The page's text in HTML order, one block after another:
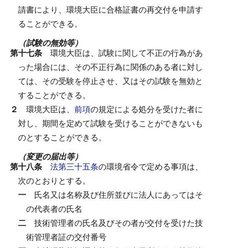
請書により、環境大臣に合格証書の再交付を申請す
ることができる。
（試験の無効等）
第十七条 環境大臣は、試験に関して不正の行為があ
った場合には、その不正行為に関係のある者に対し
ては、その受験を停止させ、又はその試験を無効と
することができる。
２ 環境大臣は、 前項の規定による処分を受けた者に
対し、期間を定めて試験を受けることができないも
のとすることができる。
（変更の届出等）
第十八条 法第三十五条の環境省令で定める事項は、
次のとおりとする。
一 氏名又は名称及び住所並びに法人にあってはそ
の代表者の氏名
二 技術管理者の氏名及びその者が交付を受けた技
術管理者証の交付番号